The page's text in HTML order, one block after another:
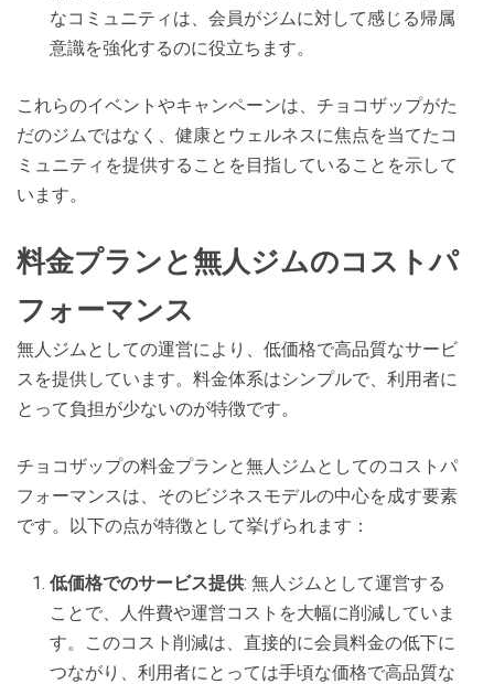
なコミュニティは、会員がジムに対して感じる帰属
意識を強化するのに役立ちます。
これらのイベントやキャンペーンは、チョコザップがた
だのジムではなく、健康とウェルネスに焦点を当てたコ
ミュニティを提供することを目指していることを示して
います。
料金プランと無人ジムのコストパ
フォーマンス
無人ジムとしての運営により、低価格で高品質なサービ
スを提供しています。料金体系はシンプルで、利用者に
とって負担が少ないのが特徴です。
チョコザップの料金プランと無人ジムとしてのコストパ
フォーマンスは、そのビジネスモデルの中心を成す要素
です。以下の点が特徴として挙げられます：
低価格でのサービス提供: 無人ジムとして運営する
ことで、人件費や運営コストを大幅に削減していま
す。このコスト削減は、直接的に会員料金の低下に
つながり、利用者にとっては手頃な価格で高品質な